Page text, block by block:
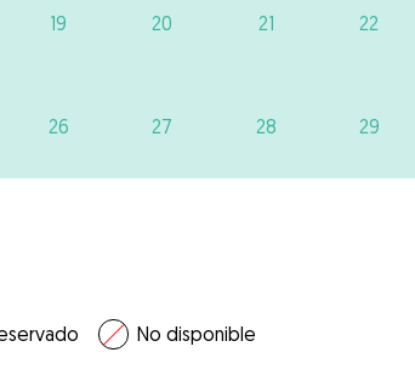
19 20 21 22
26 27 28 29
No disponible